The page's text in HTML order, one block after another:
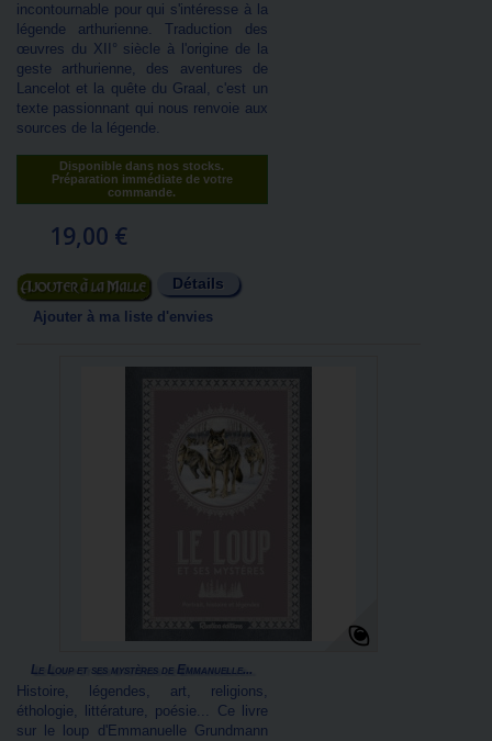
incontournable pour qui s'intéresse à la
légende arthurienne. Traduction des
œuvres du XII° siècle à l'origine de la
geste arthurienne, des aventures de
Lancelot et la quête du Graal, c'est un
texte passionnant qui nous renvoie aux
sources de la légende.
Disponible dans nos stocks.
Préparation immédiate de votre
commande.
19,00 €
Ajouter au panier Détails
Ajouter à ma liste d'envies
Le Loup et ses mystères de Emmanuelle...
Histoire, légendes, art, religions,
éthologie, littérature, poésie... Ce livre
sur le loup d'Emmanuelle Grundmann